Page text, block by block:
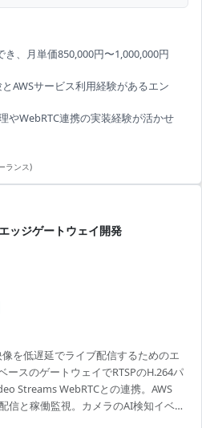
、月単価850,000円〜1,000,000円
AWSサービス利用経験があるエン
やWebRTC連携の実装経験が活かせ
ランス)
ッジゲートウェイ開発
を低遅延でライブ配信するためのエ
スのゲートウェイでRTSPのH.264パ
Streams WebRTCとの連携。AWS
信と稼働監視。カメラのAI検知イベン